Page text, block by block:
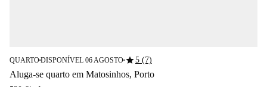
QUARTO■DISPONÍVEL 06 AGOSTO■star5 (7)
Aluga-se quarto em Matosinhos, Porto